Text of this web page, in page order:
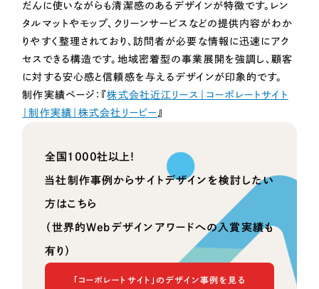
だんに使いながらも清潔感のあるデザインが特徴です。レン
タルマットやモップ、クリーンサービスなどの提供内容がわか
りやすく整理されており、訪問者が必要な情報に迅速にアク
セスできる構造です。地域密着型の事業展開を強調し、顧客
に対する安心感と信頼感を与えるデザインが印象的です。
制作実績ページ：『株式会社近江リース｜コーポレートサイト
｜制作実績｜株式会社リーピー』
全国1000社以上！
当社制作事例からサイトデザインを検討したい
方はこちら
（世界的Webデザインアワードへの入賞実績も
有り）
「コーポレートサイト」のデザイン事例を見る